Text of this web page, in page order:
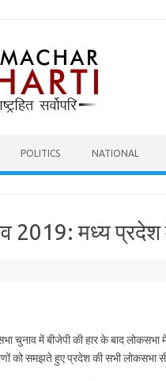
POLITICS NATIONAL
2019: मध्य प्रदेश
चुनाव में बीजेपी की हार के बाद
को समझते हुए प्रदेश की सभी लोकसभा